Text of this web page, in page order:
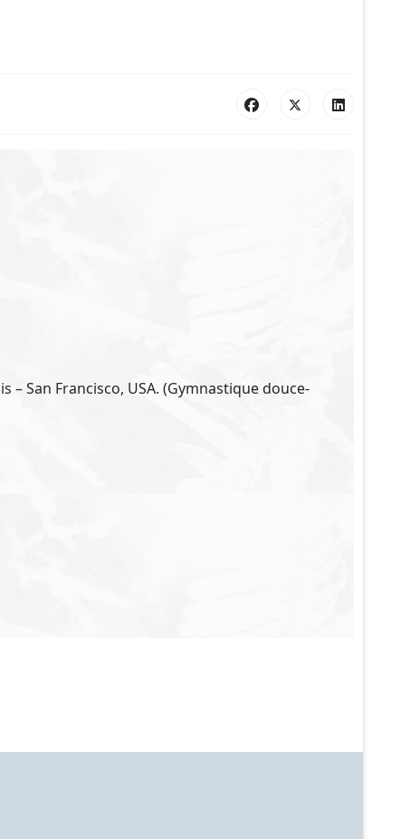
San Francisco, USA. (Gymnastique douce-